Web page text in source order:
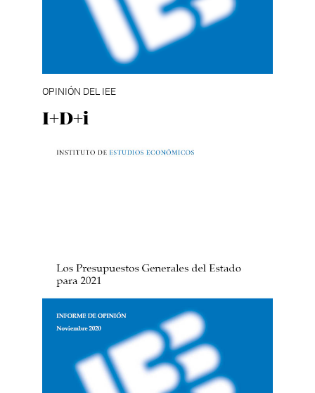
OPINIÓN DEL IEE
I+D+i